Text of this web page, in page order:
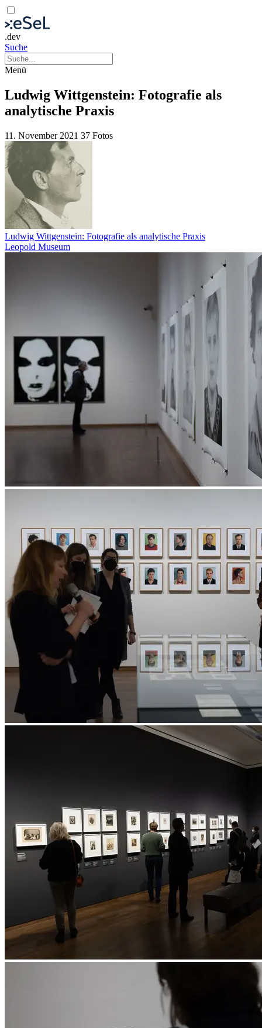
.dev
Suche
Menü
Ludwig Wittgenstein: Fotografie als
analytische Praxis
11. November 2021 37 Fotos
Ludwig Wittgenstein: Fotografie als analytische Praxis
Leopold Museum